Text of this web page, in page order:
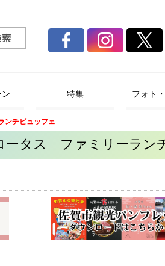
特集 フォト
ンチビュッフェ
ータス ファミリーラン